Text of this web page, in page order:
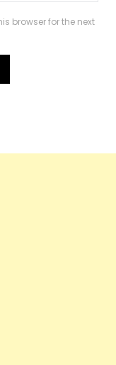
browser for the next